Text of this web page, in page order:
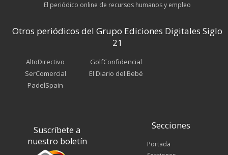
El periódico online de recursos humanos y empleo
Otros periódicos del Grupo Ediciones Digitales Siglo
21
AltoDirectivo
SerComercial
PadelSpain
GolfConfidencial
El Diario del Bebé
Suscríbete a
nuestro boletín
Secciones
Portada